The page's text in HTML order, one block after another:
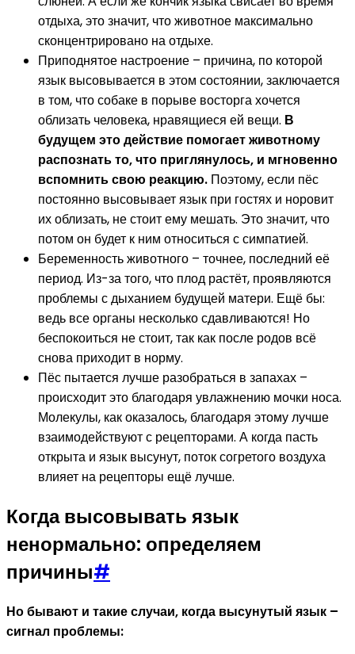
отдыха, это значит, что животное максимально
сконцентрировано на отдыхе.
Приподнятое настроение – причина, по которой
язык высовывается в этом состоянии, заключается
в том, что собаке в порыве восторга хочется
облизать человека, нравящиеся ей вещи. В
будущем это действие помогает животному
распознать то, что приглянулось, и мгновенно
вспомнить свою реакцию. Поэтому, если пёс
постоянно высовывает язык при гостях и норовит
их облизать, не стоит ему мешать. Это значит, что
потом он будет к ним относиться с симпатией.
Беременность животного – точнее, последний её
период. Из-за того, что плод растёт, проявляются
проблемы с дыханием будущей матери. Ещё бы:
ведь все органы несколько сдавливаются! Но
беспокоиться не стоит, так как после родов всё
снова приходит в норму.
Пёс пытается лучше разобраться в запахах –
происходит это благодаря увлажнению мочки носа.
Молекулы, как оказалось, благодаря этому лучше
взаимодействуют с рецепторами. А когда пасть
открыта и язык высунут, поток согретого воздуха
влияет на рецепторы ещё лучше.
Когда высовывать язык
ненормально: определяем
причины#
Но бывают и такие случаи, когда высунутый язык –
сигнал проблемы: